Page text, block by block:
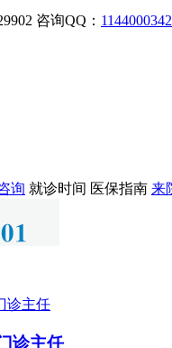
咨询QQ： 1144000342
询 就诊时间 医保指南 来
诊主任